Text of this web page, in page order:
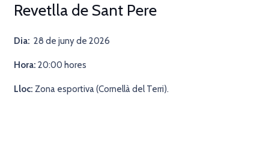
Revetlla de Sant Pere
Dia: 28 de juny de 2026
Hora: 20:00 hores
Lloc: Zona esportiva (Cornellà del Terri).